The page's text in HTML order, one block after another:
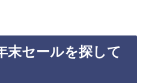
末セールを探して